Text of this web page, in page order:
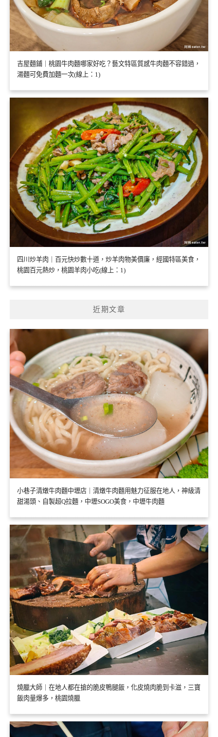
吉屋麵鋪｜桃園牛肉麵哪家好吃？藝文特區質感牛肉麵不容錯過，
湯麵可免費加麵一次(線上：1)
四川炒羊肉｜百元快炒數十道，炒羊肉物美價廉，經國特區美食，
桃園百元熱炒，桃園羊肉小吃(線上：1)
近期文章
小巷子清燉牛肉麵中壢店｜清燉牛肉麵用魅力征服在地人，神級清
甜湯頭、自製超Q拉麵，中壢SOGO美食，中壢牛肉麵
燒臘大師｜在地人都在搶的脆皮鴨腿飯，化皮燒肉脆到卡滋，三寶
飯肉量爆多，桃園燒臘